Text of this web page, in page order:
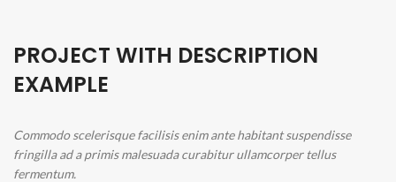
PROJECT WITH DESCRIPTION
EXAMPLE
Commodo scelerisque facilisis enim ante habitant suspendisse
fringilla ad a primis malesuada curabitur ullamcorper tellus
fermentum.